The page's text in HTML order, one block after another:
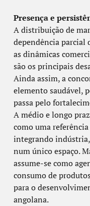
Presença e
A distribuição de
dependência parcial
as dinâmicas
são os principais
Ainda assim, a
elemento saudável,
passa pelo
A médio e longo
como uma
integrando
num único espaço.
assume-se como
consumo de
para o
angolana.